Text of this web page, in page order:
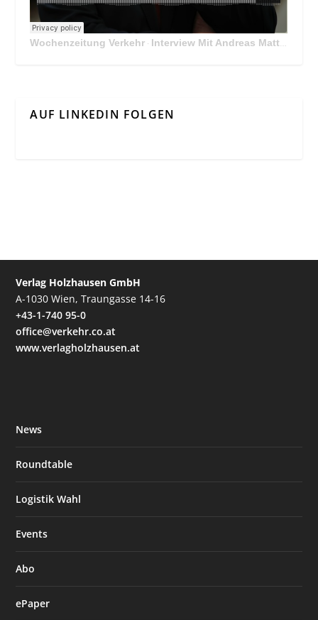
Wochenzeitung Verkehr · Interview Mit Andreas Matthä, CEO der ÖBB Holding
AUF LINKEDIN FOLGEN
Verlag Holzhausen GmbH
A-1030 Wien, Traungasse 14-16
+43-1-740 95-0
office@verkehr.co.at
www.verlagholzhausen.at
News
Roundtable
Logistik Wahl
Events
Abo
ePaper